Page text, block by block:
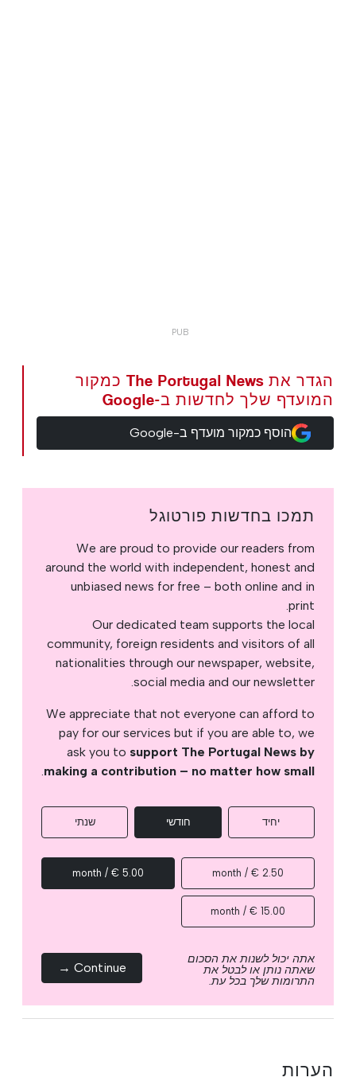
הגדר את The Portugal News כמקור
המועדף שלך לחדשות ב-Google
הוסף כמקור מועדף ב-Google
תמכו בחדשות פורטוגל
We are proud to provide our readers from
around the world with independent, honest and
unbiased news for free – both online and in
print.
Our dedicated team supports the local
community, foreign residents and visitors of all
nationalities through our newspaper, website,
social media and our newsletter.
We appreciate that not everyone can afford to
pay for our services but if you are able to, we
ask you to support The Portugal News by
making a contribution – no matter how small
.
יחיד חודשי שנתי
2.50 € / month
5.00 € / month
15.00 € / month
אתה יכול לשנות את הסכום
שאתה נותן או לבטל את
התרומות שלך בכל עת.
Continue →
הערות